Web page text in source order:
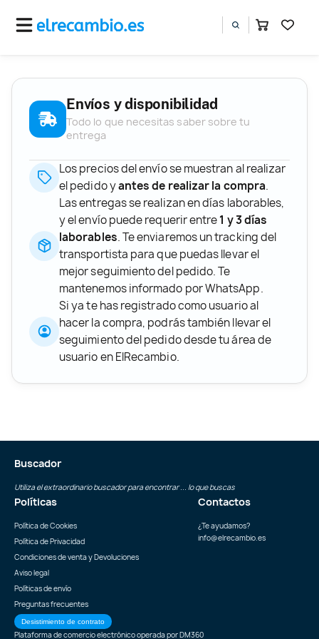
Envíos y disponibilidad
Todo lo que necesitas saber sobre tu
entrega
Los precios del envío se muestran al realizar
el pedido yantes de realizar la compra.
Las entregas se realizan en días laborables,
y el envío puede requerir entre1 y 3 días
laborables. Te enviaremos un tracking del
transportista para que puedas llevar el
mejor seguimiento del pedido. Te
mantenemos informado por WhatsApp.
Si ya te has registrado como usuario al
hacer la compra, podrás también llevar el
seguimiento del pedido desde tu área de
usuario en ElRecambio.
Buscador
Utiliza el extraordinario buscador para encontrar ... lo que buscas
Políticas
Política de Cookies
Política de Privacidad
Condiciones de venta y Devoluciones
Aviso legal
Políticas de envío
Preguntas frecuentes
Desistimiento de contrato
Contactos
¿Te ayudamos?
info@elrecambio.es
Plataforma de comercio electrónico operada porDM360